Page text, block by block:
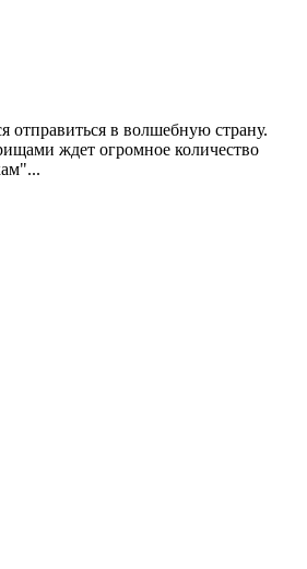
отправиться в волшебную страну.
ждет огромное количество